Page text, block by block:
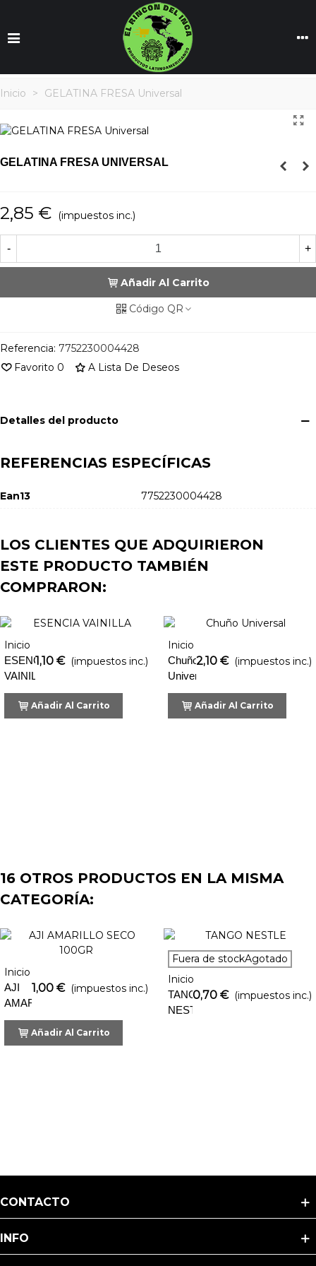
Inicio > GELATINA FRESA Universal
GELATINA FRESA UNIVERSAL
2,85 € (impuestos inc.)
- +
Añadir Al Carrito
Código QR
Referencia: 7752230004428
Favorito 0 A Lista De Deseos
Detalles del producto
REFERENCIAS ESPECÍFICAS
Ean13 7752230004428
LOS CLIENTES QUE ADQUIRIERON
ESTE PRODUCTO TAMBIÉN
COMPRARON:
Inicio
ESENCIA
VAINILLA
1,10 € (impuestos inc.)
Añadir Al Carrito
Inicio
Chuño
Universal
2,10 € (impuestos inc.)
Añadir Al Carrito
16 OTROS PRODUCTOS EN LA MISMA
CATEGORÍA:
Inicio
AJI
AMARILLO
SECO
100GR
1,00 € (impuestos inc.)
Añadir Al Carrito
Fuera de stockAgotado
Inicio
TANGO
NESTLE
0,70 € (impuestos inc.)
CONTACTO
INFO